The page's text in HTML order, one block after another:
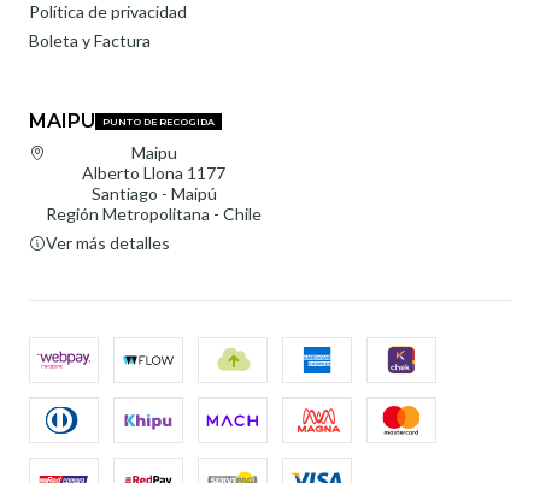
Política de privacidad
Boleta y Factura
MAIPU PUNTO DE RECOGIDA
Maipu
Alberto Llona 1177
Santiago - Maipú
Región Metropolitana - Chile
Ver más detalles